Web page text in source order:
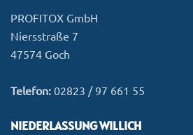
PROFITOX GmbH
Niersstraße 7
47574 Goch
Telefon: 02823 / 97 661 55
NIEDERLASSUNG WILLICH